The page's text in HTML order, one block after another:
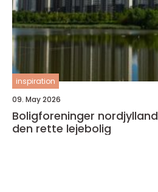
inspiration
09. May 2026
Boligforeninger nordjylland sådan finder du
den rette lejebolig